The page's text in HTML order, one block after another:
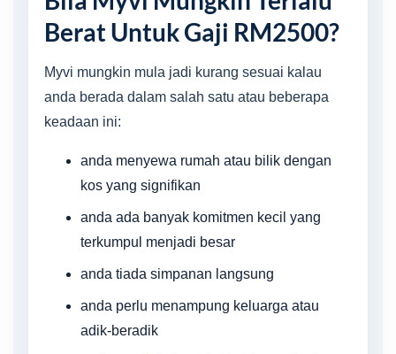
Berat Untuk Gaji RM2500?
Myvi mungkin mula jadi kurang sesuai kalau
anda berada dalam salah satu atau beberapa
keadaan ini:
anda menyewa rumah atau bilik dengan
kos yang signifikan
anda ada banyak komitmen kecil yang
terkumpul menjadi besar
anda tiada simpanan langsung
anda perlu menampung keluarga atau
adik-beradik